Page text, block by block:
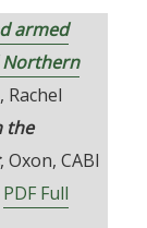
armed
Northern
the
, Oxon, CABI
PDF Full